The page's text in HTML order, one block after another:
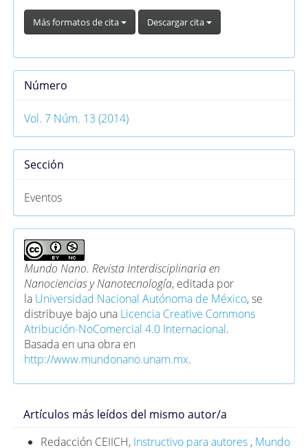
Más formatos de cita Descargar cita
Número
Vol. 7 Núm. 13 (2014)
Sección
Eventos
Mundo Nano. Revista Interdisciplinaria en
Nanociencias y Nanotecnología, editada por
la Universidad Nacional Autónoma de México, se
distribuye bajo una Licencia Creative Commons
Atribución-NoComercial 4.0 Internacional.
Basada en una obra en
http://www.mundonano.unam.mx.
Artículos más leídos del mismo autor/a
Redacción CEIICH, Instructivo para autores , Mundo